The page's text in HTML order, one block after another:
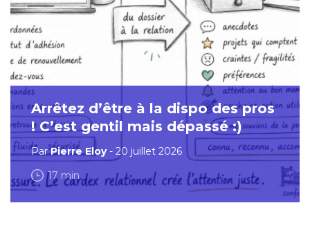
Arrêtez d’être à la dispo des pros
! C’est gentil mais dépassé :)
ParPierre Eloy- 20 juillet 2026
17 min